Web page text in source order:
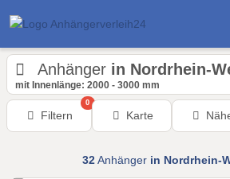
Anhänger in Nordrhein-
mit Innenlänge: 2000 - 3000 mm
Filtern
0
Karte
32Anhänger in Nordrhein-